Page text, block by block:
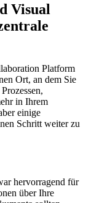
Visual
Platform
Ort, an dem Sie
in Ihrem
einige
Schritt weiter zu
hervorragend für
über Ihre